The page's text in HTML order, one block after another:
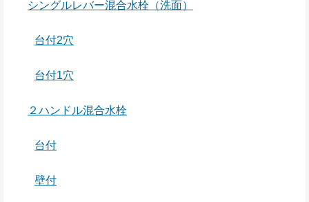
シングルレバー混合水栓（洗面）
台付2穴
台付1穴
２ハンドル混合水栓
台付
壁付